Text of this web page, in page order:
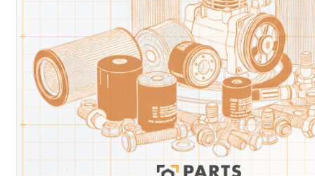
MARQUES
FENAISON
GATOR
SEMOIR
ELEVAGE
PIECES TECHNIQUE
REMORQUE
PELLES /
PELLES
MOTEUR
Livraison & retoursMachines compatibles(1)Avis